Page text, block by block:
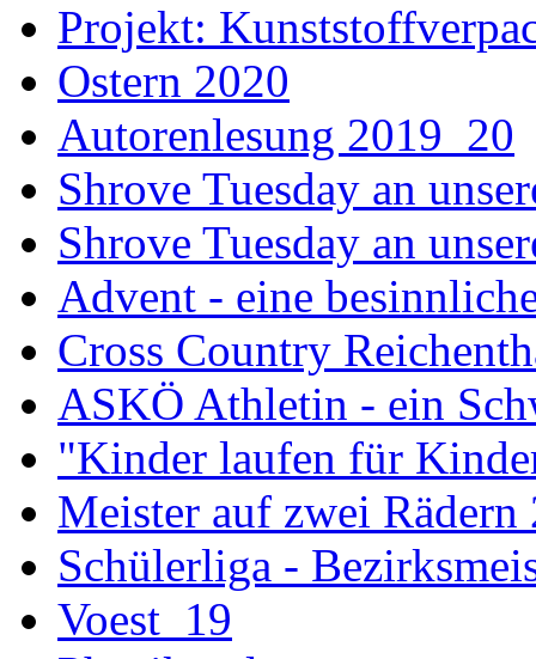
Projekt:
Ostern 2020
Autorenlesung 2019_20
Shrove Tuesday an
Shrove Tuesday an
Advent - eine
Cross Country
ASKÖ Athletin - ein
"Kinder laufen für
Meister auf zwei Rädern
Schülerliga -
Voest_19